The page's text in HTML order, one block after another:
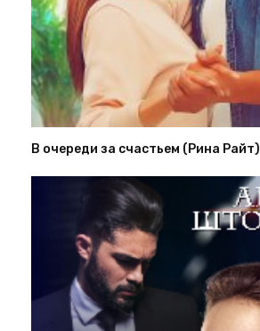
В очереди за счастьем (Рина Райт)